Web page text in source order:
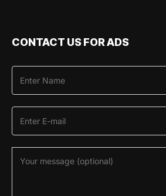
CONTACT US FOR ADS